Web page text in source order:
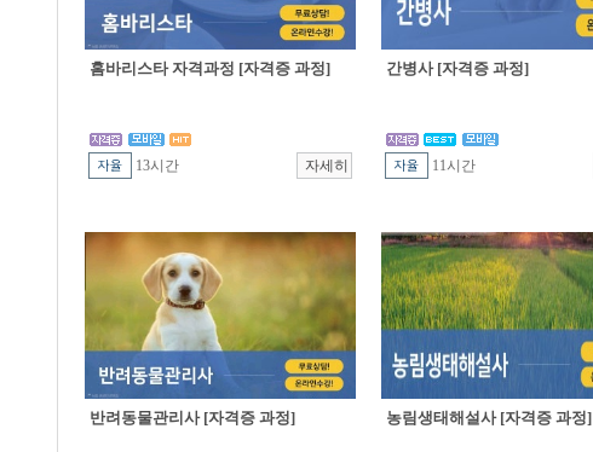
홈바리스타 자격과정 [자격증 과정]
13시간
간병사 [자격증 과정]
11시간
반려동물관리사 [자격증 과정] 농림생태해설사 [자격증 과정]